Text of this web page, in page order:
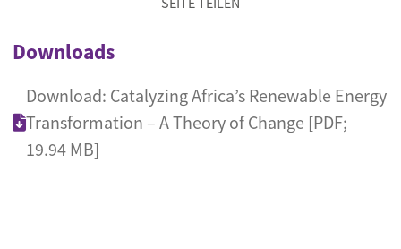
Downloads
Download: Catalyzing Africa’s Renewable Energy
Transformation – A Theory of Change [PDF;
19.94 MB]